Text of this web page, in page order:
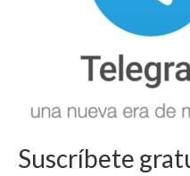
Suscríbete